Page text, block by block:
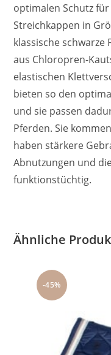
optimalen Schutz
Streichkappen in
klassische
aus Chloropren-
elastischen
bieten so den
und sie passen
Pferden. Sie
haben stärkere
Abnutzungen und
funktionstüchtig.
Ähnliche
-45%